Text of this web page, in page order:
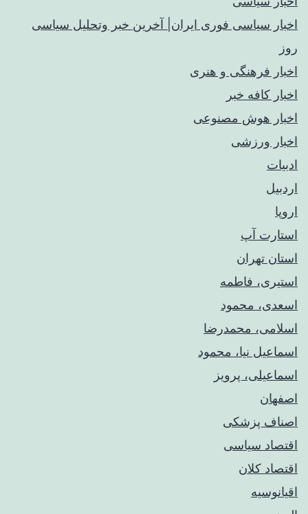
اخبار سیاسی فوری ایران| آخرین خبر وتحلیل سیاسی
روز
اخبار فرهنگی و هنری
اخبار کافه خبر
اخبار هوش مصنوعی
اخبار ورزشی
ادبیات
اردبیل
اروپا
استارت آپ
استان تهران
استیری، فاطمه
اسعدی، محمود
اسلامی، محمدرضا
اسماعیل نیا، محمود
اسماعیلی، پرویز
اصفهان
اصناف پزشکی
اقتصاد سیاسی
اقتصاد کلان
اقیانوسیه